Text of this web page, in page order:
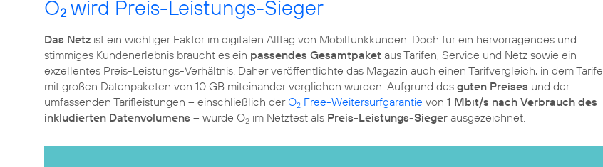
O2 wird Preis-Leistungs-Sieger
Das Netz ist ein wichtiger Faktor im digitalen Alltag von Mobilfunkkunden. Doch für ein hervorragendes und
stimmiges Kundenerlebnis braucht es ein passendes Gesamtpaket aus Tarifen, Service und Netz sowie ein
exzellentes Preis-Leistungs-Verhältnis. Daher veröffentlichte das Magazin auch einen Tarifvergleich, in dem Tarife
mit großen Datenpaketen von 10 GB miteinander verglichen wurden. Aufgrund des guten Preises und der
umfassenden Tarifleistungen – einschließlich derO2 Free-Weitersurfgarantie von 1 Mbit/s nach Verbrauch des
inkludierten Datenvolumens – wurde O2 im Netztest als Preis-Leistungs-Sieger ausgezeichnet.